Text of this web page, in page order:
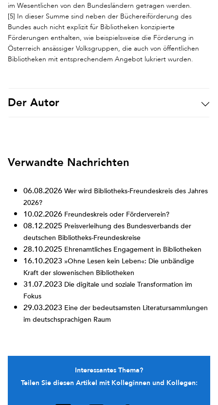
im Wesentlichen von den Bundesländern getragen werden.
[5] In dieser Summe sind neben der Büchereiförderung des
Bundes auch nicht explizit für Bibliotheken konzipierte
Förderungen enthalten, wie beispielsweise die Förderung in
Österreich ansässiger Volksgruppen, die auch von öffentlichen
Bibliotheken mit entsprechendem Angebot lukriert wurden.
Der Autor
Verwandte Nachrichten
06.08.2026Wer wird Bibliotheks-Freundeskreis des Jahres
2026?
10.02.2026 Freundeskreis oder Förderverein?
08.12.2025 Preisverleihung des Bundesverbands der
deutschen Bibliotheks-Freundeskreise
28.10.2025 Ehrenamtliches Engagement in Bibliotheken
16.10.2023»Ohne Lesen kein Leben«: Die unbändige
Kraft der slowenischen Bibliotheken
31.07.2023 Die digitale und soziale Transformation im
Fokus
29.03.2023 Eine der bedeutsamsten Literatursammlungen
im deutschsprachigen Raum
Interessantes Thema?
Teilen Sie diesen Artikel mit Kolleginnen und Kollegen: